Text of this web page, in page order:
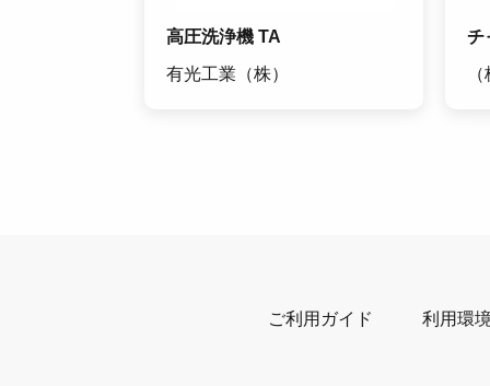
高圧洗浄機 TA
有光工業（株）
チ
ご利用ガイド 利用環